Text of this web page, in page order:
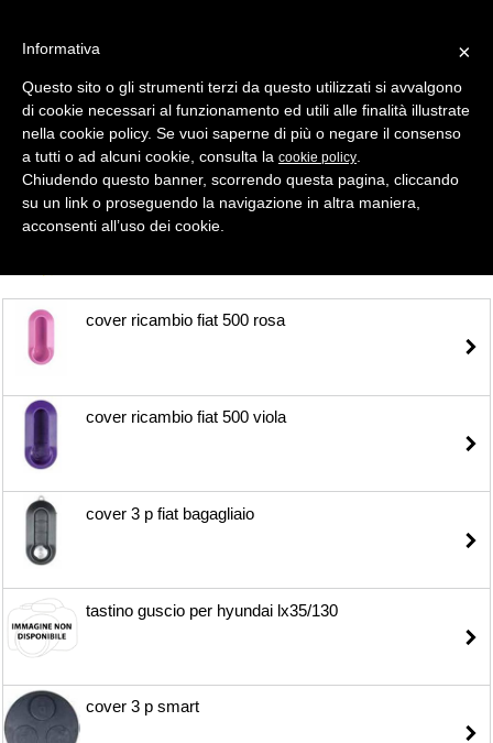
Selezione
Shell- Keys ( Gusci Auto )
cover ricambio fiat 500 rosa
cover ricambio fiat 500 viola
cover 3 p fiat bagagliaio
tastino guscio per hyundai lx35/130
cover 3 p smart
×
Informativa
Questo sito o gli strumenti terzi da questo utilizzati si avvalgono
di cookie necessari al funzionamento ed utili alle finalità illustrate
nella cookie policy. Se vuoi saperne di più o negare il consenso
a tutti o ad alcuni cookie, consulta la cookie policy
Chiudendo questo banner, scorrendo questa pagina, cliccando
su un link o proseguendo la navigazione in altra maniera,
acconsenti all’uso dei cookie.